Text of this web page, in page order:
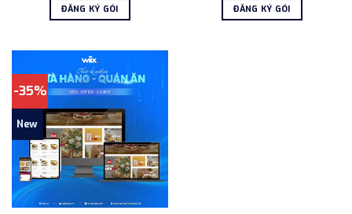
là:
7.500.000 ₫.
ĐĂNG KÝ GÓI là:
7.500.000 ₫.
ĐĂNG KÝ GÓI
-35%
New